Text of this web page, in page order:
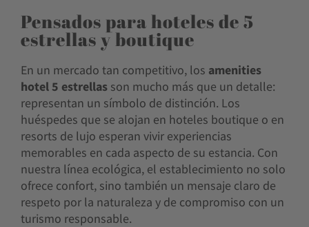
Pensados para hoteles de 5
estrellas y boutique
En un mercado tan competitivo, los amenities
hotel 5 estrellas son mucho más que un detalle:
representan un símbolo de distinción. Los
huéspedes que se alojan en hoteles boutique o en
resorts de lujo esperan vivir experiencias
memorables en cada aspecto de su estancia. Con
nuestra línea ecológica, el establecimiento no solo
ofrece confort, sino también un mensaje claro de
respeto por la naturaleza y de compromiso con un
turismo responsable.